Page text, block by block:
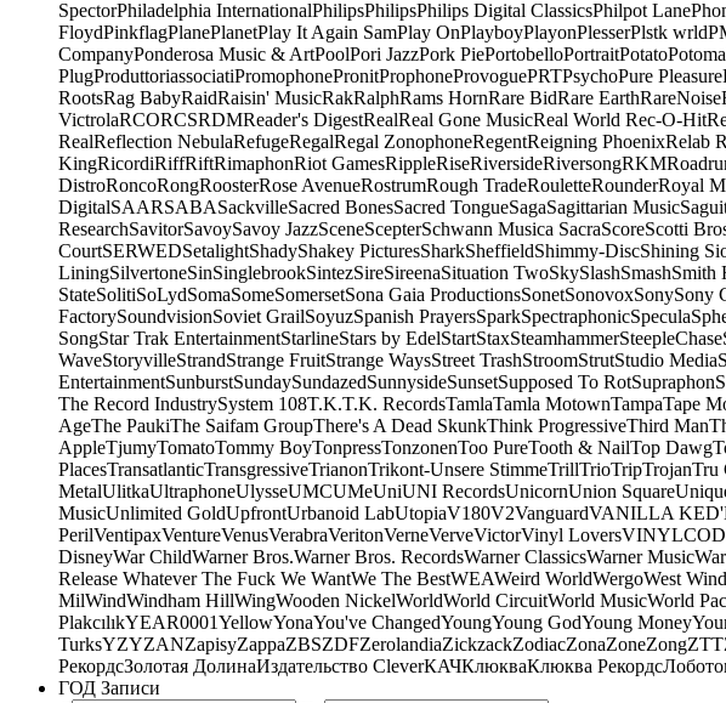
SpectorPhiladelphia InternationalPhilipsPhilipsPhilips Digital ClassicsPhilpot Lane
FloydPinkflagPlanePlanetPlay It Again SamPlay OnPlayboyPlayonPlesserPlstk wrld
CompanyPonderosa Music & ArtPoolPori JazzPork PiePortobelloPortraitPotato
PlugProduttoriassociatiPromophonePronitProphoneProvoguePRTPsychoPure Pleasure
RootsRag BabyRaidRaisin' MusicRakRalphRams HornRare BidRare EarthRareNoise
VictrolaRCORCSRDMReader's DigestRealReal Gone MusicReal World Rec-O-Hit
RealReflection NebulaRefugeRegalRegal ZonophoneRegentReigning PhoenixRelab
KingRicordiRiffRiftRimaphonRiot GamesRippleRiseRiversideRiversongRKM
DistroRoncoRongRoosterRose AvenueRostrumRough TradeRouletteRounderRoyal
DigitalSAARSABASackvilleSacred BonesSacred TongueSagaSagittarian Music
ResearchSavitorSavoySavoy JazzSceneScepterSchwann Musica SacraScoreScotti
CourtSERWEDSetalightShadyShakey PicturesSharkSheffieldShimmy-DiscShining
LiningSilvertoneSinSinglebrookSintezSireSireenaSituation TwoSkySlashSmashSmith
StateSolitiSoLydSomaSomeSomersetSona Gaia ProductionsSonetSonovoxSonySony
FactorySoundvisionSoviet GrailSoyuzSpanish PrayersSparkSpectraphonicSpecula
SongStar Trak EntertainmentStarlineStars by EdelStartStaxSteamhammerSteepleChase
WaveStoryvilleStrandStrange FruitStrange WaysStreet TrashStroomStrutStudio Media
EntertainmentSunburstSundaySundazedSunnysideSunsetSupposed To RotSupraphon
The Record IndustrySystem 108T.K.T.K. RecordsTamlaTamla MotownTampaTape
AgeThe PaukiThe Saifam GroupThere's A Dead SkunkThink ProgressiveThird Man
AppleTjumyTomatoTommy BoyTonpressTonzonenToo PureTooth & NailTop Dawg
PlacesTransatlanticTransgressiveTrianonTrikont-Unsere StimmeTrillTrioTripTrojanTru
MetalUlitkaUltraphoneUlysseUMCUMeUniUNI RecordsUnicornUnion Square
MusicUnlimited GoldUpfrontUrbanoid LabUtopiaV180V2VanguardVANILLA
PerilVentipaxVentureVenusVerabraVeritonVerneVerveVictorVinyl Lovers
DisneyWar ChildWarner Bros.Warner Bros. RecordsWarner ClassicsWarner Music
Release Whatever The Fuck We WantWe The BestWEAWeird WorldWergoWest Wind
MilWindWindham HillWingWooden NickelWorldWorld CircuitWorld MusicWorld
PlakcılıkYEAR0001YellowYonaYou've ChangedYoungYoung GodYoung Money
TurksYZYZANZapisyZappaZBSZDFZerolandiaZickzackZodiacZonaZoneZongZTT
РекордсЗолотая ДолинаИздательство CleverКАЧКлюкваКлюква Рекордс
ГОД Записи